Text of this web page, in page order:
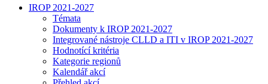
IROP 2021-2027
Témata
Dokumenty k IROP 2021-2027
Integrované nástroje CLLD a ITI v IROP 2021-2027
Hodnotící kritéria
Kategorie regionů
Kalendář akcí